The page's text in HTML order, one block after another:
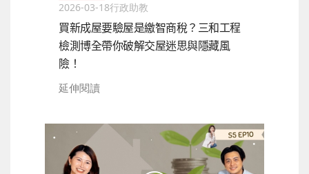
2026-03-18行政助教
買新成屋要驗屋是繳智商稅？三和工程
檢測博全帶你破解交屋迷思與隱藏風
險！
延伸閱讀